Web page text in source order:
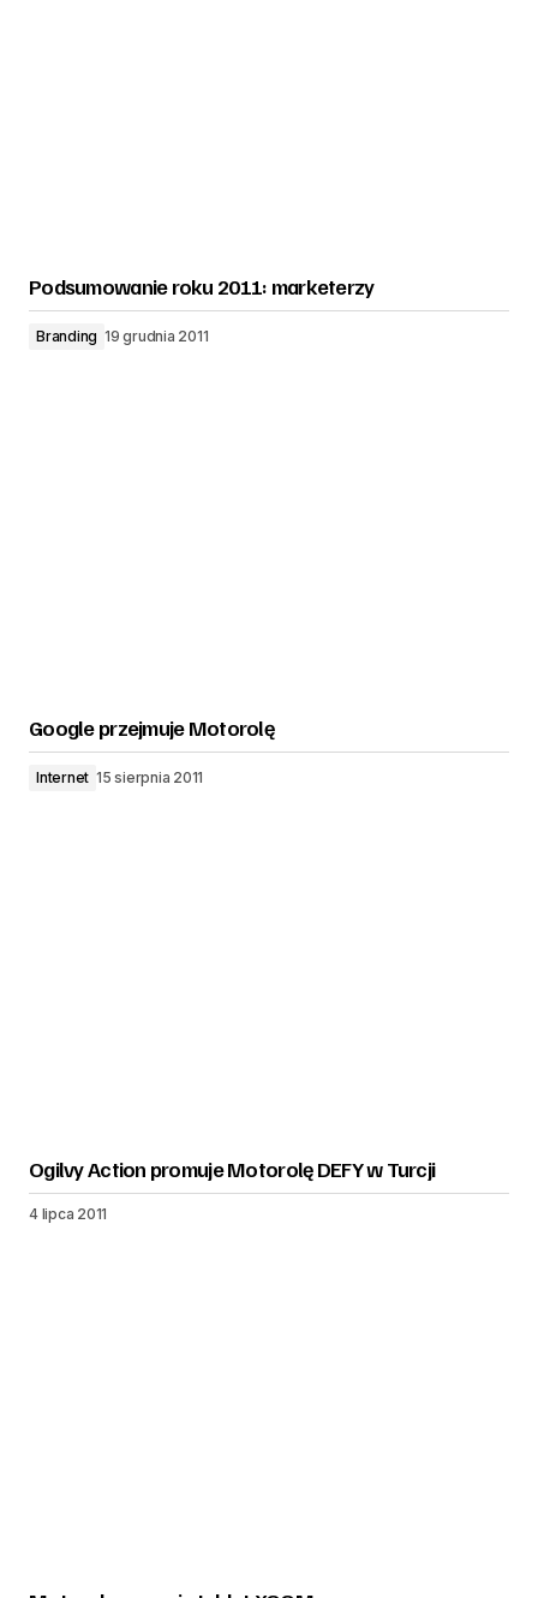
Podsumowanie roku 2011: marketerzy
Branding 19 grudnia 2011
Google przejmuje Motorolę
Internet 15 sierpnia 2011
Ogilvy Action promuje Motorolę DEFY w Turcji
4 lipca 2011